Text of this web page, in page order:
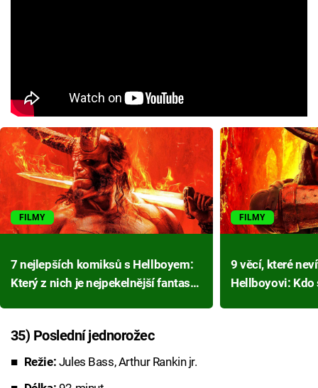
FILMY
7 nejlepších komiksů s Hellboyem:
Který z nich je nejpekelnější fantasy
FILMY
9 věcí, které
Hellboyovi: Kdo
35) Poslední jednorožec
Režie: Jules Bass, Arthur Rankin jr.